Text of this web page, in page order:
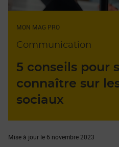
MON MAG PRO
Communication
5 conseils pour
connaître sur
sociaux
Mise à jour le 6 novembre 2023